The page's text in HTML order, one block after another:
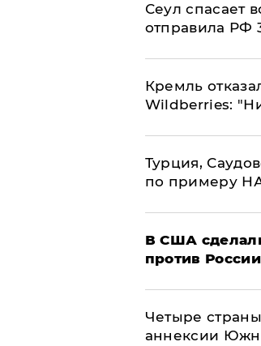
​Сеул спасает
отправила РФ
Кремль
Wildberries:
Турция,
по примеру
В США
против России
Четыре
аннексии